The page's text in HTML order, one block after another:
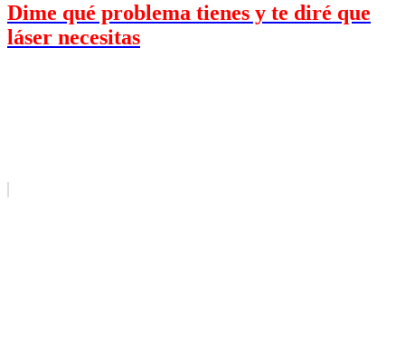
Dime qué problema tienes y te diré que
láser necesitas